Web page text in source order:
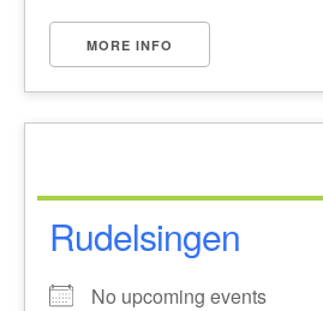
MORE INFO
Rudelsingen
No upcoming events